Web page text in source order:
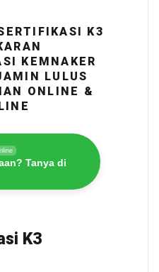
K3
KEMNAKER
LULUS
ONLINE &
Tanya di
K3